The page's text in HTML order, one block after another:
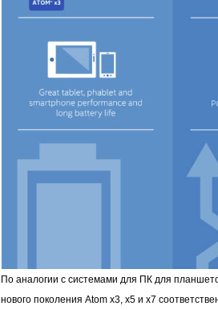
По аналогии с системами для ПК для
нового поколения Atom x3, x5 и x7